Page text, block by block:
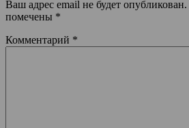
Ваш адрес email не будет опубликован.
помечены *
Комментарий *